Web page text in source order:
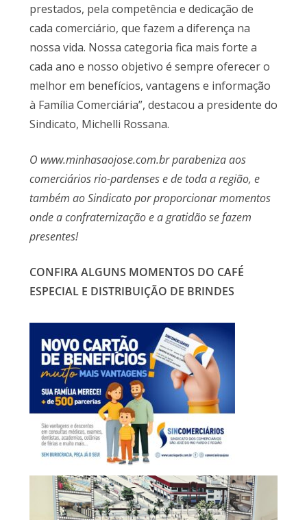
prestados, pela competência e dedicação de
cada comerciário, que fazem a diferença na
nossa vida. Nossa categoria fica mais forte a
cada ano e nosso objetivo é sempre oferecer o
melhor em benefícios, vantagens e informação
à Família Comerciária”, destacou a presidente do
Sindicato, Michelli Rossana.
O www.minhasaojose.com.br parabeniza aos
comerciários rio-pardenses e de toda a região, e
também ao Sindicato por proporcionar momentos
onde a confraternização e a gratidão se fazem
presentes!
CONFIRA ALGUNS MOMENTOS DO CAFÉ
ESPECIAL E DISTRIBUIÇÃO DE BRINDES